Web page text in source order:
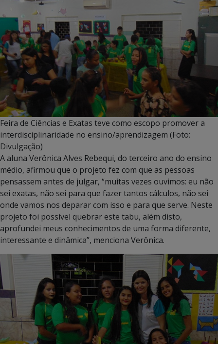
Feira de Ciências e Exatas teve como escopo promover a
interdisciplinaridade no ensino/aprendizagem (Foto:
Divulgação)
A aluna Verônica Alves Rebequi, do terceiro ano do ensino
médio, afirmou que o projeto fez com que as pessoas
pensassem antes de julgar, “muitas vezes ouvimos: eu não
sei exatas, não sei para que fazer tantos cálculos, não sei
onde vamos nos deparar com isso e para que serve. Neste
projeto foi possível quebrar este tabu, além disto,
aprofundei meus conhecimentos de uma forma diferente,
interessante e dinâmica”, menciona Verônica.